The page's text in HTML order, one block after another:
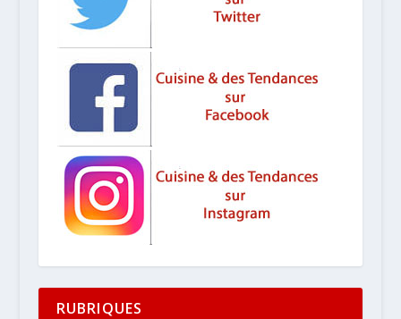
RUBRIQUES